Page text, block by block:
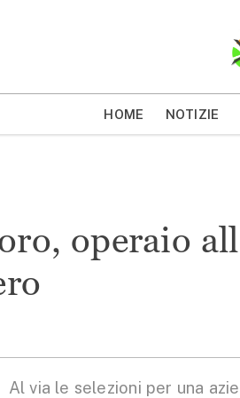
HOME NOTIZIE
operaio
Al via le selezioni per una